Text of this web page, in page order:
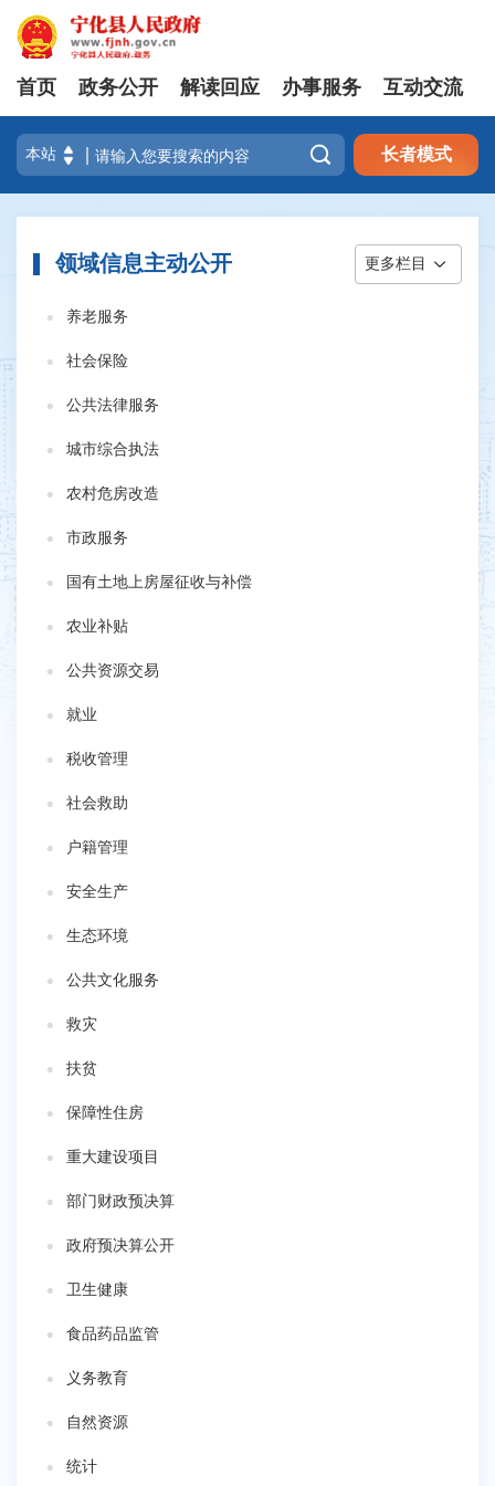
首页 政务公开 解读回应 办事服务 互动交流
 长者模式
领域信息主动公开 更多栏目
养老服务
社会保险
公共法律服务
城市综合执法
农村危房改造
市政服务
国有土地上房屋征收与补偿
农业补贴
公共资源交易
就业
税收管理
社会救助
户籍管理
安全生产
生态环境
公共文化服务
救灾
扶贫
保障性住房
重大建设项目
部门财政预决算
政府预决算公开
卫生健康
食品药品监管
义务教育
自然资源
统计